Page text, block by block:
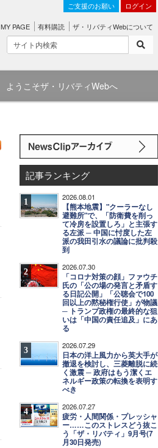
ご支援のお願い ログイン
MY PAGE 有料購読 ザ・リバティWebについて
ようこそザ・リバティWebへ
記事ランキング
1 2026.08.01
【熊本地震】"クーラーなし
避難所"で、「防衛費を削っ
て冷房を設置しろ」と主張す
る左派 ─ 中国に忖度した左
派の我田引水の議論に批判殺
到
2 2026.07.30
「コロナ対策の顔」ファウチ
氏の「公の場の発言と矛盾す
る日記公開」「公聴会で100
回以上の黙秘権行使」が物議
─ トランプ政権の最終的な狙
いは「中国の責任追及」にあ
る
3 2026.07.29
日本の洋上風力から英大手が
撤退を検討し、三菱離脱に続
く激震 ─ 政府はもう潔くエ
ネルギー政策の転換を表明す
べき
4 2026.07.27
疲労・人間関係・プレッシャ
ー……このストレスどう抜こ
う「ザ・リバティ」9月号(7
月30日発売)